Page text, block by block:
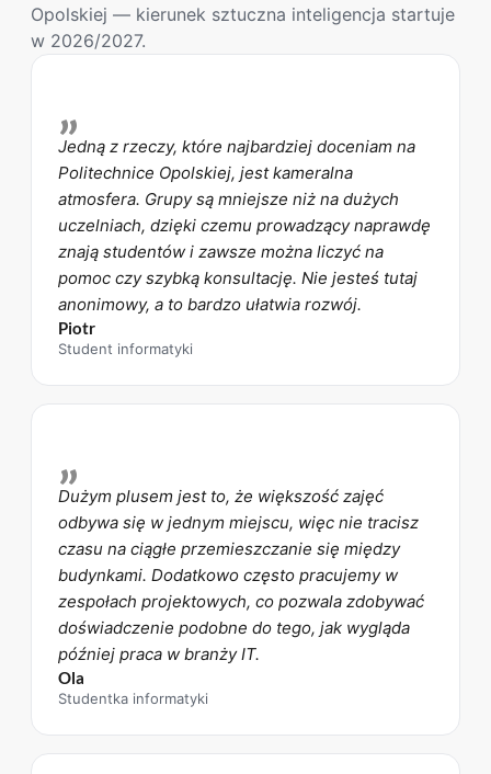
Opolskiej — kierunek sztuczna inteligencja startuje
w 2026/2027.
„
Jedną z rzeczy, które najbardziej doceniam na
Politechnice Opolskiej, jest kameralna
atmosfera. Grupy są mniejsze niż na dużych
uczelniach, dzięki czemu prowadzący naprawdę
znają studentów i zawsze można liczyć na
pomoc czy szybką konsultację. Nie jesteś tutaj
anonimowy, a to bardzo ułatwia rozwój.
Piotr
Student informatyki
„
Dużym plusem jest to, że większość zajęć
odbywa się w jednym miejscu, więc nie tracisz
czasu na ciągłe przemieszczanie się między
budynkami. Dodatkowo często pracujemy w
zespołach projektowych, co pozwala zdobywać
doświadczenie podobne do tego, jak wygląda
później praca w branży IT.
Ola
Studentka informatyki